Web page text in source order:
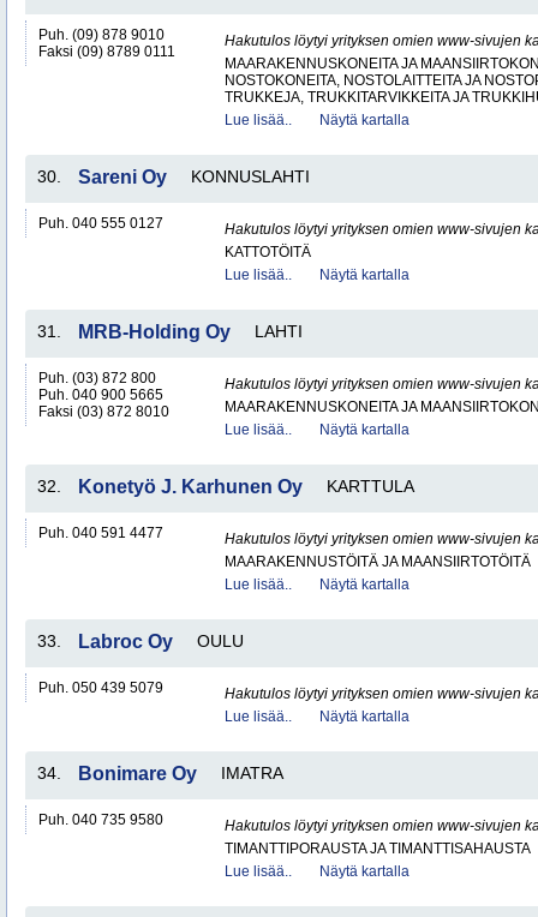
Puh. (09) 878 9010
Faksi (09) 8789 0111
Hakutulos löytyi yrityksen omien www-sivujen
MAARAKENNUSKONEITA JA
NOSTOKONEITA, NOSTOLAITTEITA JA
TRUKKEJA, TRUKKITARVIKKEITA JA
Lue lisää..
Näytä kartalla
30. Sareni Oy KONNUSLAHTI
Puh. 040 555 0127
Hakutulos löytyi yrityksen omien www-sivujen
KATTOTÖITÄ
Lue lisää..
Näytä kartalla
31. MRB-Holding Oy LAHTI
Puh. (03) 872 800
Puh. 040 900 5665
Faksi (03) 872 8010
Hakutulos löytyi yrityksen omien www-sivujen
MAARAKENNUSKONEITA JA
Lue lisää..
Näytä kartalla
32. Konetyö J. Karhunen Oy KARTTULA
Puh. 040 591 4477
Hakutulos löytyi yrityksen omien www-sivujen
MAARAKENNUSTÖITÄ JA MAANSIIRTOTÖITÄ
Lue lisää..
Näytä kartalla
33. Labroc Oy OULU
Puh. 050 439 5079
Hakutulos löytyi yrityksen omien www-sivujen
Lue lisää..
Näytä kartalla
34. Bonimare Oy IMATRA
Puh. 040 735 9580
Hakutulos löytyi yrityksen omien www-sivujen
TIMANTTIPORAUSTA JA TIMANTTISAHAUSTA
Lue lisää..
Näytä kartalla